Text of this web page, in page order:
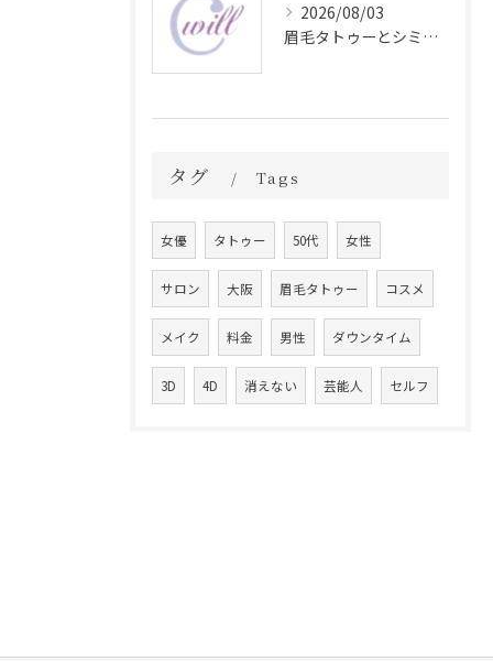
2026/08/03
眉毛タトゥーとシミ予防に効く食材解説
タグ Tags
女優 タトゥー 50代 女性
サロン 大阪 眉毛タトゥー コスメ
メイク 料金 男性 ダウンタイム
3D 4D 消えない 芸能人 セルフ